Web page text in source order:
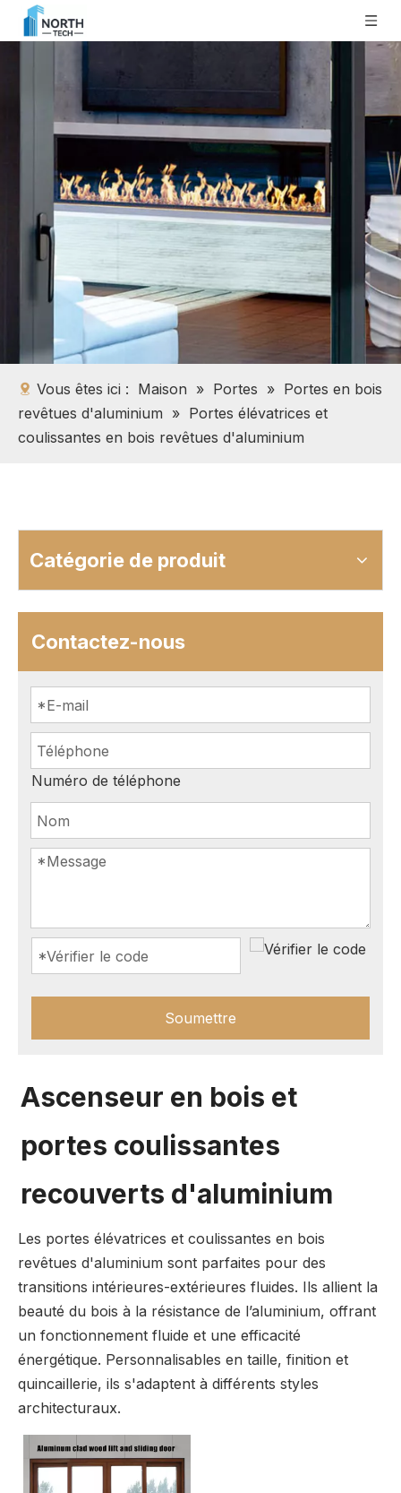
Vous êtes ici : Maison » Portes » Portes en bois
revêtues d'aluminium » Portes élévatrices et
coulissantes en bois revêtues d'aluminium
Catégorie de produit
Contactez-nous
Numéro de téléphone
Soumettre
Ascenseur en bois et
portes coulissantes
recouverts d'aluminium
Les portes élévatrices et coulissantes en bois
revêtues d'aluminium sont parfaites pour des
transitions intérieures-extérieures fluides. Ils allient la
beauté du bois à la résistance de l’aluminium, offrant
un fonctionnement fluide et une efficacité
énergétique. Personnalisables en taille, finition et
quincaillerie, ils s'adaptent à différents styles
architecturaux.